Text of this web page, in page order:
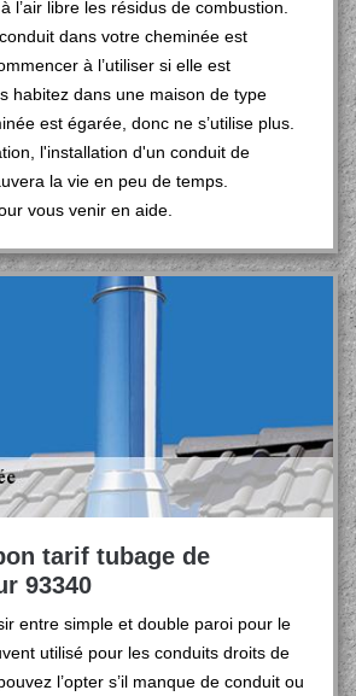
l’air libre les résidus de combustion.
dans votre cheminée est
à l’utiliser si elle est
habitez dans une maison de type
est égarée, donc ne s’utilise plus.
l'installation d'un conduit de
la vie en peu de temps.
vous venir en aide.
tarif tubage de
93340
entre simple et double paroi pour le
utilisé pour les conduits droits de
l’opter s’il manque de conduit ou